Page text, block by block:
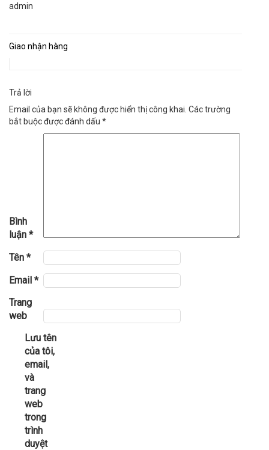
admin
Giao nhận hàng
Trả lời
Email của bạn sẽ không được hiển thị công khai. Các trường
bắt buộc được đánh dấu *
Bình
luận *
Tên *
Email *
Trang
web
Lưu tên
của tôi,
email,
và
trang
web
trong
trình
duyệt